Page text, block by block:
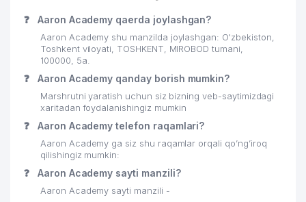
❓ Aaron Academy qaerda joylashgan?
Aaron Academy shu manzilda joylashgan: O'zbekiston,
Toshkent viloyati, TOSHKENT, MIROBOD tumani,
100000, 5а.
❓ Aaron Academy qanday borish mumkin?
Marshrutni yaratish uchun siz bizning veb-saytimizdagi
xaritadan foydalanishingiz mumkin
❓ Aaron Academy telefon raqamlari?
Aaron Academy ga siz shu raqamlar orqali qo’ng’iroq
qilishingiz mumkin:
❓ Aaron Academy sayti manzili?
Aaron Academy sayti manzili -